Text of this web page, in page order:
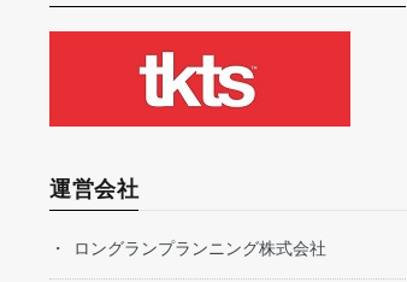
運営会社
ロングランプランニング株式会社